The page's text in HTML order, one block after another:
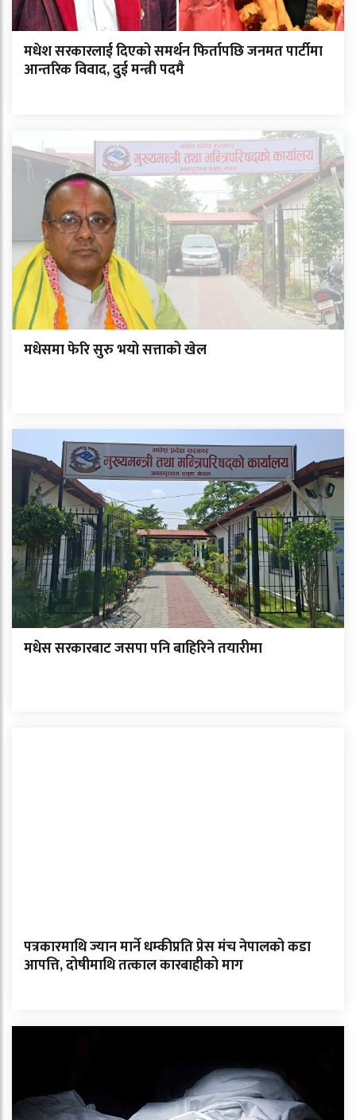
मधेश सरकारलाई दिएको समर्थन फिर्तापछि जनमत पार्टीमा
आन्तरिक विवाद, दुई मन्त्री पदमै
मधेसमा फेरि सुरु भयो सत्ताको खेल
मधेस सरकारबाट जसपा पनि बाहिरिने तयारीमा
पत्रकारमाथि ज्यान मार्ने धम्कीप्रति प्रेस मंच नेपालको कडा
आपत्ति, दोषीमाथि तत्काल कारबाहीको माग